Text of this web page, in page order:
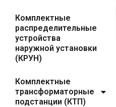
Комплектные
распределительные
устройства
наружной установки
(КРУН)
Комплектные
трансформаторные
подстанции (КТП)